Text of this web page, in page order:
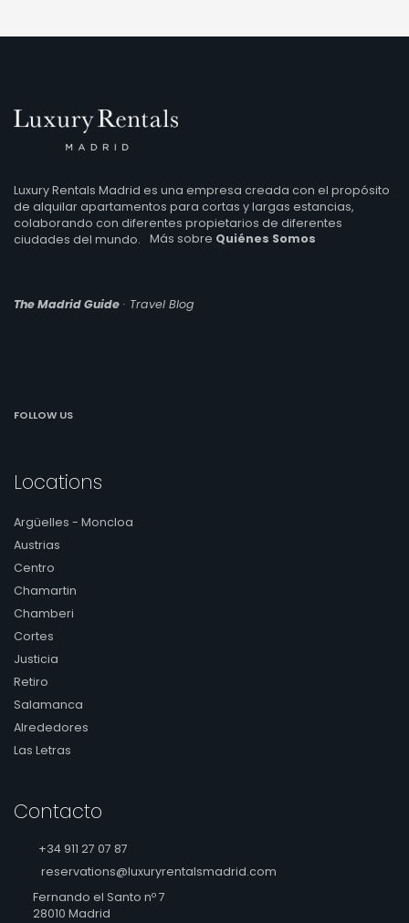
Luxury Rentals Madrid es una empresa creada con el propósito
de alquilar apartamentos para cortas y largas estancias,
colaborando con diferentes propietarios de diferentes
ciudades del mundo.
Más sobre Quiénes Somos
The Madrid Guide · Travel Blog
FOLLOW US
Locations
Argüelles - Moncloa
Austrias
Centro
Chamartin
Chamberi
Cortes
Justicia
Retiro
Salamanca
Alrededores
Las Letras
Contacto
+34 911 27 07 87
reservations@luxuryrentalsmadrid.com
Fernando el Santo nº 7
28010 Madrid